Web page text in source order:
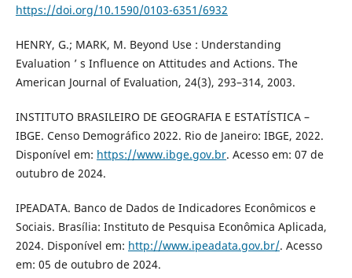
https://doi.org/10.1590/0103-6351/6932
HENRY, G.; MARK, M. Beyond Use : Understanding
Evaluation ’ s Influence on Attitudes and Actions. The
American Journal of Evaluation, 24(3), 293–314, 2003.
INSTITUTO BRASILEIRO DE GEOGRAFIA E ESTATÍSTICA –
IBGE. Censo Demográfico 2022. Rio de Janeiro: IBGE, 2022.
Disponível em: https://www.ibge.gov.br. Acesso em: 07 de
outubro de 2024.
IPEADATA. Banco de Dados de Indicadores Econômicos e
Sociais. Brasília: Instituto de Pesquisa Econômica Aplicada,
2024. Disponível em: http://www.ipeadata.gov.br/. Acesso
em: 05 de outubro de 2024.